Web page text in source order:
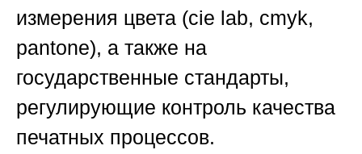
измерения цвета (cie lab, cmyk,
pantone), а также на
государственные стандарты,
регулирующие контроль качества
печатных процессов.